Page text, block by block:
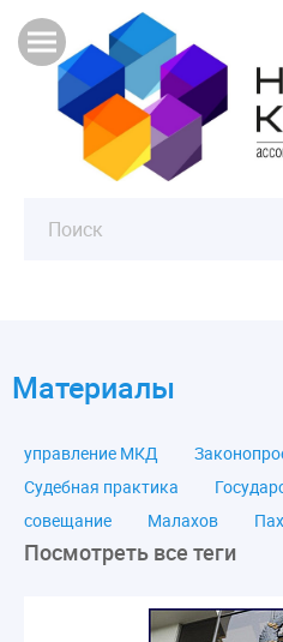
Материалы
управление МКД
Судебная практика
совещание
Малахов
ЛикбезЖКХ
ЖКХ
Посмотреть все теги